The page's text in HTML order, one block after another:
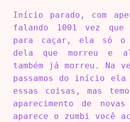
Início parado, com
falando 1001 vez
para caçar, ela só o
dela que morreu e
também já morreu. Na
passamos do início
essas coisas, mas
aparecimento de novas
aparece o zumbi você